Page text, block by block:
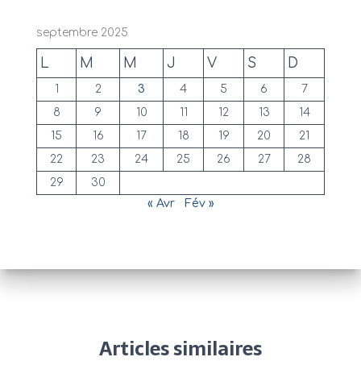
septembre 2025
L M M J V S D
1 2 3 4 5 6
7
8
9 10 11 12 13
14
15
16 17 18 19 20
21
22
23 24 25 26 27
28
29
30
« Avr
Fév »
Articles similaires